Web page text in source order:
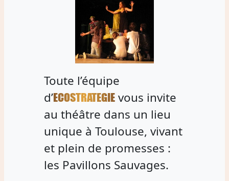
Toute l’équipe
d’ECOSTRATEGIE vous invite
au théâtre dans un lieu
unique à Toulouse, vivant
et plein de promesses :
les Pavillons Sauvages.